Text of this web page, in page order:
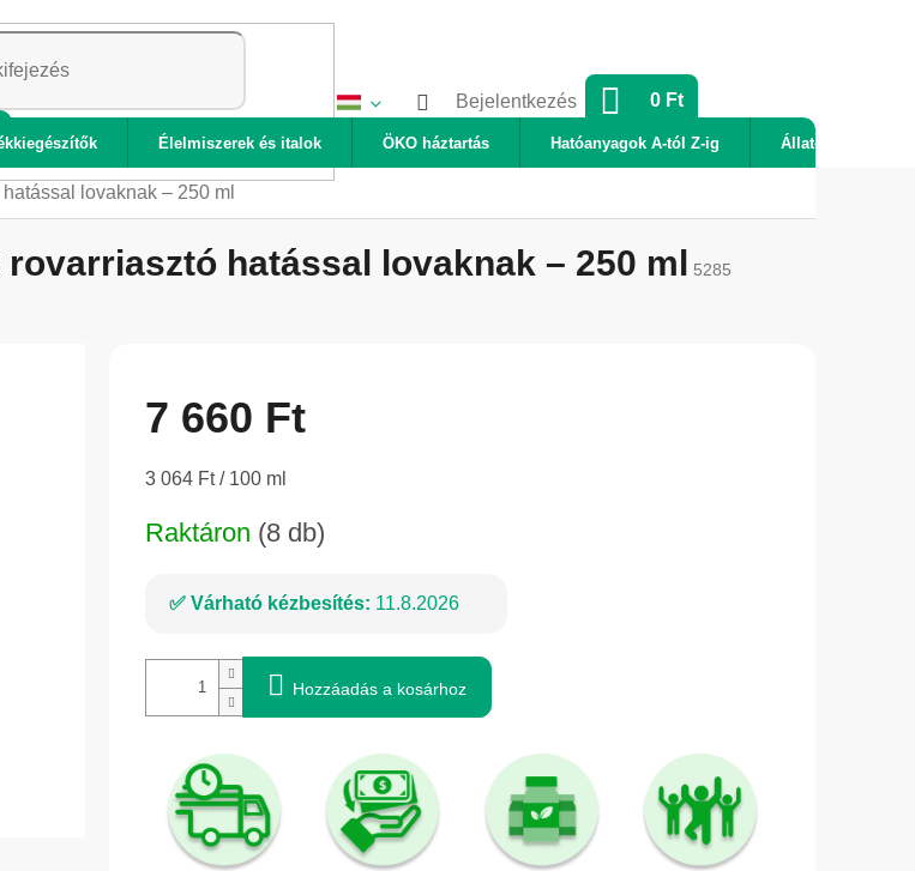
Bejelentkezés KOSÁR
0 Ft
Élelmiszerek és italok ÖKO háztartás Hatóanyagok A-tól Z-ig Állatok
lovaknak – 250 ml
hatással lovaknak – 250 ml 5285
7 660 Ft
Egységár:
3 064 Ft / 100 ml
Raktáron (8 db)
Várható kézbesítés: 11.8.2026
Hozzáadás a kosárhoz